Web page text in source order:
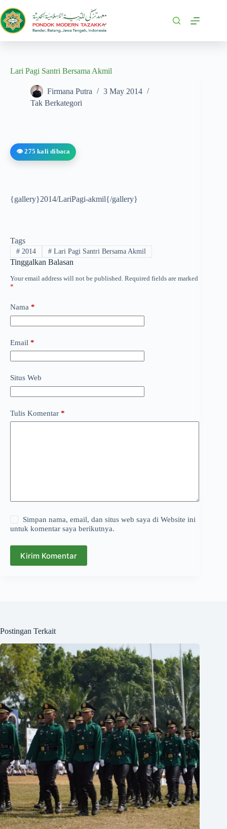
Lari Pagi Santri Bersama Akmil
Firmana Putra
3 May 2014
Tak Berkategori
👁️ 275 kali dibaca
{gallery}2014/LariPagi-akmil{/gallery}
Tags
#2014 #Lari Pagi Santri Bersama Akmil
Tinggalkan Balasan
Your email address will not be published. Required fields are marked
*
Nama *
Email *
Situs Web
Tulis Komentar *
Simpan nama, email, dan situs web saya di Website ini
untuk komentar saya berikutnya.
Kirim Komentar
Postingan Terkait